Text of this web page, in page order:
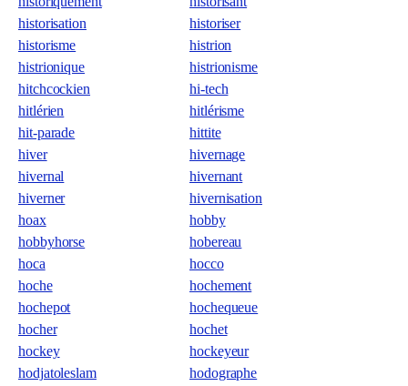
historisation
historiser
historisme
histrion
histrionique
histrionisme
hitchcockien
hi-tech
hitlérien
hitlérisme
hit-parade
hittite
hiver
hivernage
hivernal
hivernant
hiverner
hivernisation
hoax
hobby
hobbyhorse
hobereau
hoca
hocco
hoche
hochement
hochepot
hochequeue
hocher
hochet
hockey
hockeyeur
hodjatoleslam
hodographe